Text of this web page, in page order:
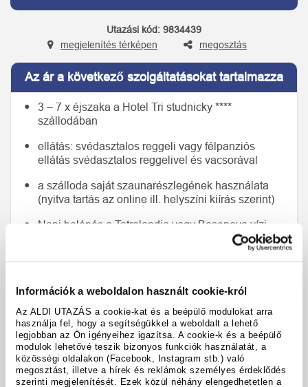
Információk a weboldalon használt cookie-król
Az ALDI UTAZÁS a cookie-kat és a beépülő modulokat arra
használja fel, hogy a segítségükkel a weboldalt a lehető
legjobban az Ön igényeihez igazítsa. A cookie-k és a beépülő
modulok lehetővé teszik bizonyos funkciók használatát, a
közösségi oldalakon (Facebook, Instagram stb.) való
megosztást, illetve a hírek és reklámok személyes érdeklődés
szerinti megjelenítését. Ezek közül néhány elengedhetetlen a
Utazási kód: 9834439
megjelenítés térképen
megosztás
Az ár a következő szolgáltatásokat tartalmazza
3 – 7 x éjszaka a Hotel Tri studnicky ****
szállodában
ellátás: svédasztalos reggeli vagy félpanziós
ellátás svédasztalos reggelivel és vacsorával
a szálloda saját szaunarészlegének használata
(nyitva tartás az online ill. helyszíni kiírás szerint)
Napi belépés a Tatralandia vagy Besenova vízi
parkba (egész nap, kivéve az érkezés és távozás
napját, nyitvatartási idő a helyszínen kifüggesztett
Naponta 1 fel- és lefelé utazás személyenként a
Jasná, Tatranská Lomnica, Strbské Pleso és Starý
Smokovec felvonókkal – nem érvényes az érkezés
és távozás napján, nyitvatartási idő a helyszínen
vagy online kifüggesztett információk szerint -
Gopass szükséges